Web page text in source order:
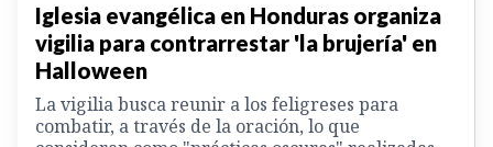
Iglesia evangélica en Honduras organiza
vigilia para contrarrestar 'la brujería' en
Halloween
La vigilia busca reunir a los feligreses para
combatir, a través de la oración, lo que